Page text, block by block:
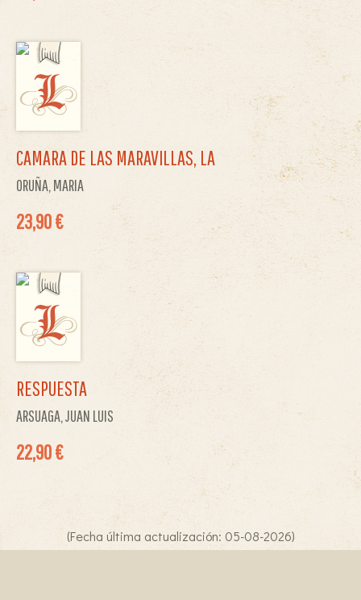
CAMARA DE LAS MARAVILLAS, LA
ORUÑA, MARIA
23,90 €
RESPUESTA
ARSUAGA, JUAN LUIS
22,90 €
(Fecha última actualización: 05-08-2026)